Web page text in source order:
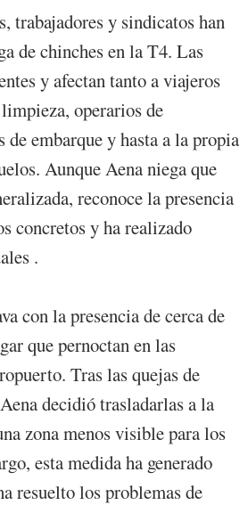
trabajadores y sindicatos han
de chinches en la T4. Las
y afectan tanto a viajeros
operarios de
de embarque y hasta a la propia
Aunque Aena niega que
reconoce la presencia
concretos y ha realizado
.
con la presencia de cerca de
que pernoctan en las
Tras las quejas de
decidió trasladarlas a la
zona menos visible para los
esta medida ha generado
resuelto los problemas de